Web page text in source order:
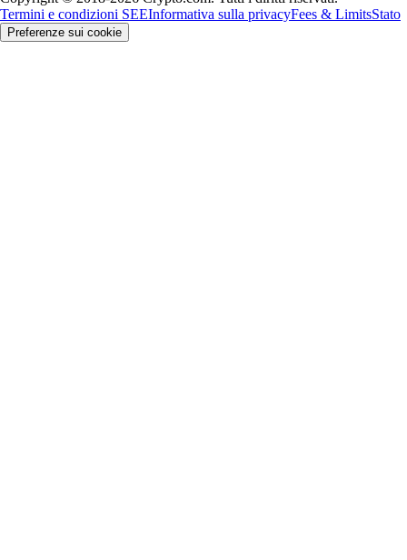
Termini e condizioni SEEInformativa sulla privacyFees & LimitsStato
Preferenze sui cookie